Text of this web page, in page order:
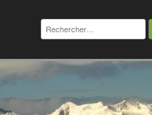
Rechercher :